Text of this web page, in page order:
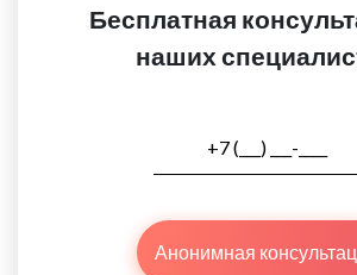
Бесплатная
наших
Анонимная